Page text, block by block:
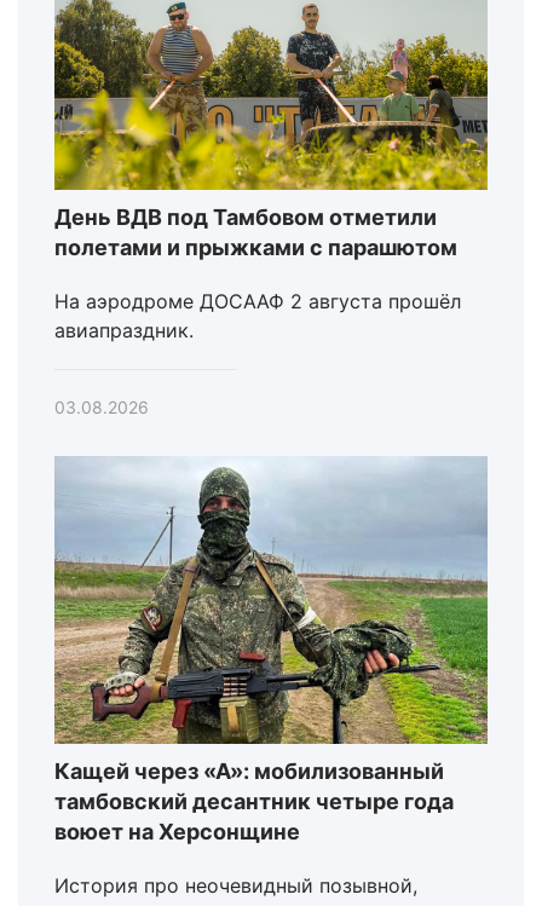
День ВДВ под Тамбовом отметили
полетами и прыжками с парашютом
На аэродроме ДОСААФ 2 августа прошёл
авиапраздник.
03.08.2026
Кащей через «А»: мобилизованный
тамбовский десантник четыре года
воюет на Херсонщине
История про неочевидный позывной,